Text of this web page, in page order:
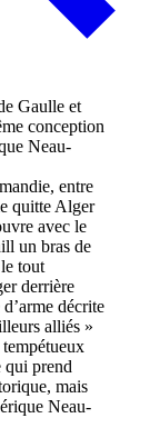
entre
quitte Alger
avec le
un bras de
tout
derrière
décrite
alliés »
qui prend
mais
Neau-